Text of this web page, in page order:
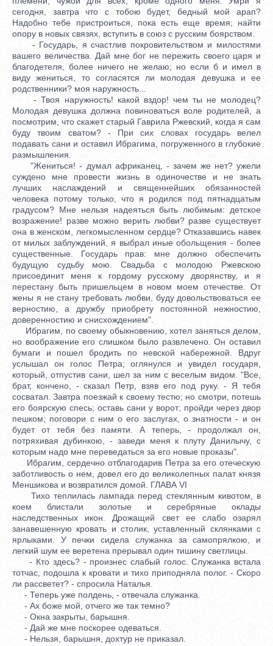
сегодня, завтра что с тобою будет, бедный мой арап?
Надобно тебе пристроиться, пока есть еще время; найти
опору в новых связях, вступить в союз с русским боярством.
- Государь, я счастлив покровительством и милостями
вашего величества. Дай мне бог не пережить своего царя и
благодетеля, более ничего не желаю; но если б и имел в
виду жениться, то согласятся ли молодая девушка и ее
родственники? моя наружность...
- Твоя наружность! какой вздор! чем ты не молодец?
Молодая девушка должна повиноваться воле родителей, а
посмотрим, что скажет старый Гаврила Ржевский, когда я сам
буду твоим сватом? - При сих словах государь велел
подавать сани и оставил Ибрагима, погруженного в глубокие
размышления.
"Жениться! - думал африканец, - зачем же нет? ужели
суждено мне провести жизнь в одиночестве и не знать
лучших наслаждений и священнейших обязанностей
человека потому только, что я родился под пятнадцатым
градусом? Мне нельзя надеяться быть любимым: детское
возражение! разве можно верить любви? разве существует
она в женском, легкомысленном сердце? Отказавшись навек
от милых заблуждений, я выбрал иные обольщения - более
существенные. Государь прав: мне должно обеспечить
будущую судьбу мою. Свадьба с молодою Ржевскою
присоединит меня к гордому русскому дворянству, и я
перестану быть пришельцем в новом моем отечестве. От
жены я не стану требовать любви, буду довольствоваться ее
верностию, а дружбу приобрету постоянной нежностию,
доверенностию и снисхождением".
Ибрагим, по своему обыкновению, хотел заняться делом,
но воображение его слишком было развлечено. Он оставил
бумаги и пошел бродить по невской набережной. Вдруг
услышал он голос Петра; оглянулся и увидел государя,
который, отпустив сани, шел за ним с веселым видом. "Все,
брат, кончено, - сказал Петр, взяв его под руку. - Я тебя
сосватал. Завтра поезжай к своему тестю; но смотри, потешь
его боярскую спесь; оставь сани у ворот; пройди через двор
пешком; поговори с ним о его заслугах, о знатности - и он
будет от тебя без памяти. А теперь, - продолжал он,
потряхивая дубинкою, - заведи меня к плуту Данилычу, с
которым надо мне переведаться за его новые проказы".
Ибрагим, сердечно отблагодарив Петра за его отеческую
заботливость о нем, довел его до великолепных палат князя
Меншикова и возвратился домой. ГЛАВА VI
Тихо теплилась лампада перед стеклянным кивотом, в
коем блистали золотые и серебряные оклады
наследственных икон. Дрожащий свет ее слабо озарял
занавешенную кровать и столик, уставленный склянками с
ярлыками. У печки сидела служанка за самопрялкою, и
легкий шум ее веретена прерывал один тишину светлицы.
- Кто здесь? - произнес слабый голос. Служанка встала
тотчас, подошла к кровати и тихо приподняла полог. - Скоро
ли рассветет? - спросила Наталья.
- Теперь уже полдень, - отвечала служанка.
- Ах боже мой, отчего же так темно?
- Окна закрыты, барышня.
- Дай же мне поскорее одеваться.
- Нельзя, барышня, дохтур не приказал.